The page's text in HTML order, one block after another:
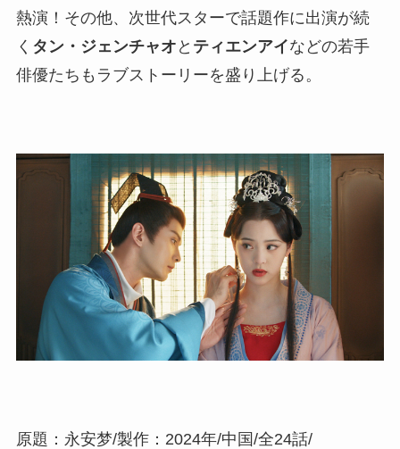
熱演！その他、次世代スターで話題作に出演が続
く タン・ジェンチャオ と ティエンアイなどの若手
俳優たちもラブストーリーを盛り上げる。
原題：永安梦/製作：2024年/中国/全24話/